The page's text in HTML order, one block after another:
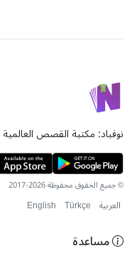
نوفباد: مكتبة القصص العالمية
© جميع الحقوق محفوظة 2026-2017
العربية English Türkçe
مساعدة